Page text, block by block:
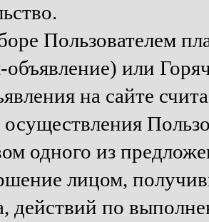
Пользователем
или
на сайте
одного из
лицом,
действий по